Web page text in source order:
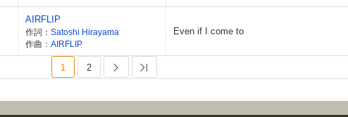
AIRFLIP
作詞： Satoshi Hirayama
作曲： AIRFLIP
Even if I come to
1 2 Next